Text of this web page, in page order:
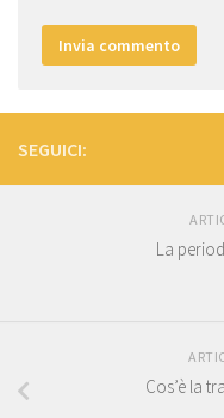
SEGUICI:
La
Cos’è la